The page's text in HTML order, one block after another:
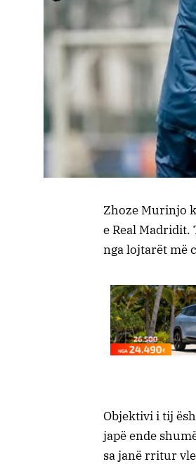
Zhoze Murinjo
e Real
nga lojtarët më
Objektivi i tij
japë ende
sa janë rritur